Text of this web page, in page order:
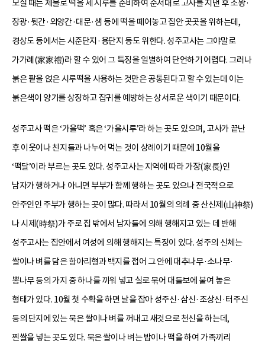
모실 때는 제물로 떡을 세 시루를 준비하여 순서대로 고사를 지낸 후 조왕·
장광·뒷간·외양간·대문·샘 등에 떡을 떼어놓고 집안 곳곳을 위하는데,
경상도 등에서는 시준단지·용단지 등도 위한다. 성주고사는 그야말로
가가례(家家禮)라 할 수 있어 그 특징을 일별하여 단언하기 어렵다. 그러나
붉은 팥을 얹은 시루떡을 사용하는 것만은 공통된다고 할 수 있는데 이는
붉은색이 양기를 상징하고 잡귀를 예방하는 상서로운 색이기 때문이다.
성주고사 떡은 ‘가을떡’ 혹은 ‘가을시루’라 하는 곳도 있으며, 고사가 끝난
후 이웃이나 친지들과 나누어 먹는 것이 상례이기 때문에 10월을
‘떡달’이라 부르는 곳도 있다. 성주고사는 지역에 따라 가장(家長)인
남자가 행하거나 아니면 부부가 함께 행하는 곳도 있으나 전국적으로
안주인인 주부가 행하는 곳이 많다. 따라서 10월의 의례 중 산신제(山神祭)
나 시제(時祭)가 주로 집 밖에서 남자들에 의해 행해지고 있는 데 반해
성주고사는 집안에서 여성에 의해 행해지는 특징이 있다. 성주의 신체는
쌀이나 벼를 담은 항아리형과 백지를 접어 그 안에 대추나무·소나무·
뽕나무 등의 가지 중 하나를 끼워 넣고 실로 묶어 대들보에 붙여 놓은
형태가 있다. 10월 첫 수확을 하면 날을 잡아 성주신·삼신·조상신·터주신
등의 단지에 있는 묵은 쌀이나 벼를 꺼내고 새것으로 천신을 하는데,
찐쌀을 넣는 곳도 있다. 묵은 쌀이나 벼는 밥이나 떡을 하여 가족끼리